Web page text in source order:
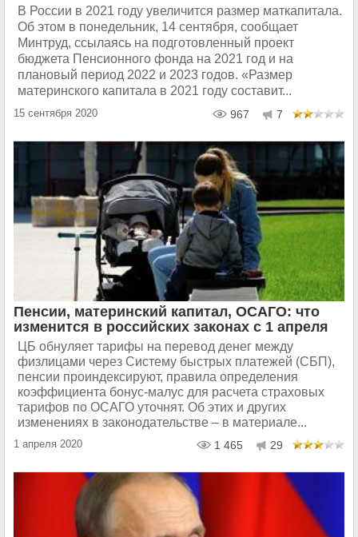
В России в 2021 году увеличится размер маткапитала.
Об этом в понедельник, 14 сентября, сообщает
Минтруд, ссылаясь на подготовленный проект
бюджета Пенсионного фонда на 2021 год и на
плановый период 2022 и 2023 годов. «Размер
материнского капитала в 2021 году составит...
15 сентября 2020 967 7
Пенсии, материнский капитал, ОСАГО: что
изменится в российских законах с 1 апреля
ЦБ обнуляет тарифы на перевод денег между
физлицами через Систему быстрых платежей (СБП),
пенсии проиндексируют, правила определения
коэффициента бонус-малус для расчета страховых
тарифов по ОСАГО уточнят. Об этих и других
изменениях в законодательстве – в материале...
1 апреля 2020 1 465 29